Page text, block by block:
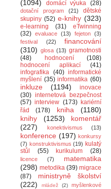
(1094)
domácí výuka (28)
dotační program (21)
dětské
skupiny (52) e-knihy (323)
e-learning (31)
eTwinning
(32) evaluace (13) fejeton (3)
festival
(22)
financování
(310) glosa (13) gramotnosti
(48)
hodnocení
(108)
hodnocení aplikací
(41)
infografika (40) informatické
myšlení (35) informatika (60)
inkluze (1194)
inovace
(30) internetová bezpečnost
(57) interview (173) kariérní
řád
(178) kniha
(1180)
knihy
(1253)
komentář
(227)
konektivismus (13)
konference (197) konkursy
(7) konstruktivismus (19) kulatý
stůl
(55) kurikulum (28)
licence (7)
matematika
(298) metodika (39) migrace
(87)
ministryně školství
(222)
mládež (2)
myšlenkové